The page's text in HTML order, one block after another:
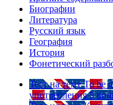
Биографии
Литература
Русский язык
География
История
Фонетический
Тест на тему To be
употребления 5